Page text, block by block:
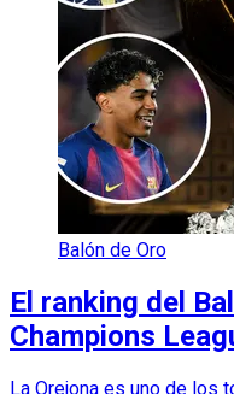
Balón de Oro
El ranking del
Champions
La Orejona es uno de los